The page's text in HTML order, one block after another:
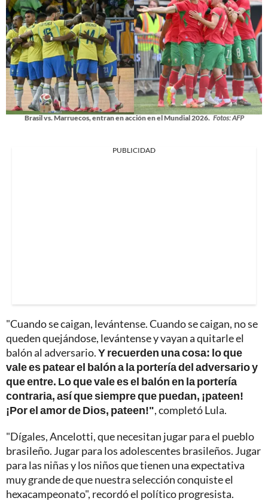
Brasil vs. Marruecos, entran en acción en el Mundial 2026. Fotos: AFP
PUBLICIDAD
"Cuando se caigan, levántense. Cuando se caigan, no se
queden quejándose, levántense y vayan a quitarle el
balón al adversario.Y recuerden una cosa: lo que
vale es patear el balón a la portería del adversario y
que entre. Lo que vale es el balón en la portería
contraria, así que siempre que puedan, ¡pateen!
¡Por el amor de Dios, pateen!", completó Lula.
"Dígales, Ancelotti, que necesitan jugar para el pueblo
brasileño. Jugar para los adolescentes brasileños. Jugar
para las niñas y los niños que tienen una expectativa
muy grande de que nuestra selección conquiste el
hexacampeonato", recordó el político progresista.